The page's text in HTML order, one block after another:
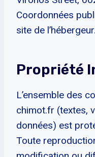
Coordonnées
site de l’hébergeur.
Propriété
L’ensemble des
chimot.fr (textes,
données) est
Toute